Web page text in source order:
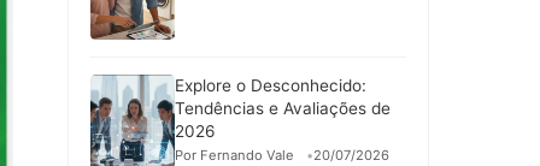
Explore o Desconhecido:
Tendências e Avaliações de
2026
Por Fernando Vale 20/07/2026